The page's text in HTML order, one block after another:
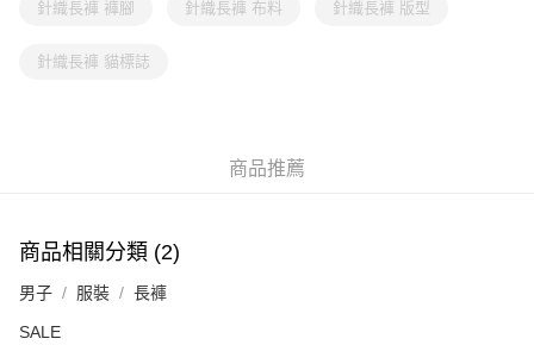
針織長褲 褲腳 針織長褲 布料 針織長褲 版型
針織長褲 貓標誌
商品推薦
商品相關分類 (2)
男子 服裝 長褲
SALE